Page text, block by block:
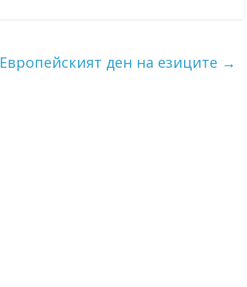
Европейският ден на езиците →